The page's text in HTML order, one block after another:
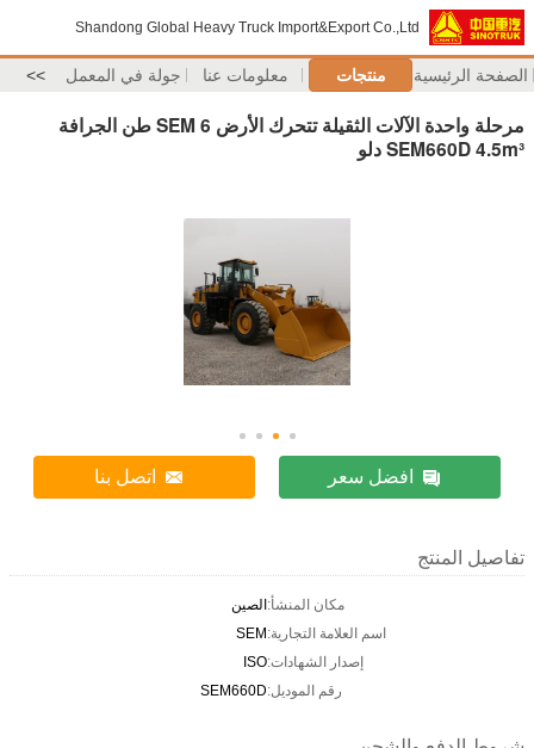
Shandong Global Heavy Truck Import&Export Co.,Ltd
الصفحة الرئيسية منتجات معلومات عنا جولة في المعمل >>
مرحلة واحدة الآلات الثقيلة تتحرك الأرض SEM 6 طن الجرافة
SEM660D 4.5m³ دلو
افضل سعر اتصل بنا
تفاصيل المنتج
مكان المنشأ:الصين
اسم العلامة التجارية:SEM
إصدار الشهادات:ISO
رقم الموديل:SEM660D